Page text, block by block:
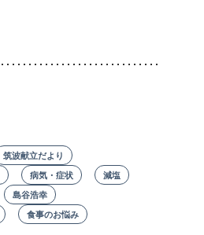
筑波献立だより
病気・症状
減塩
島谷浩幸
食事のお悩み